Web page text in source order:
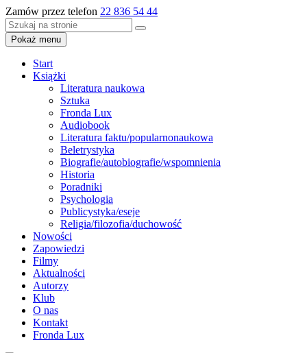
Zamów przez telefon 22 836 54 44
Pokaż menu
Start
Książki
Literatura naukowa
Sztuka
Fronda Lux
Audiobook
Literatura faktu/popularnonaukowa
Beletrystyka
Biografie/autobiografie/wspomnienia
Historia
Poradniki
Psychologia
Publicystyka/eseje
Religia/filozofia/duchowość
Nowości
Zapowiedzi
Filmy
Aktualności
Autorzy
Klub
O nas
Kontakt
Fronda Lux